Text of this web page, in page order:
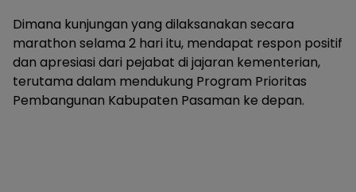
Dimana kunjungan yang dilaksanakan secara
marathon selama 2 hari itu, mendapat respon positif
dan apresiasi dari pejabat di jajaran kementerian,
terutama dalam mendukung Program Prioritas
Pembangunan Kabupaten Pasaman ke depan.